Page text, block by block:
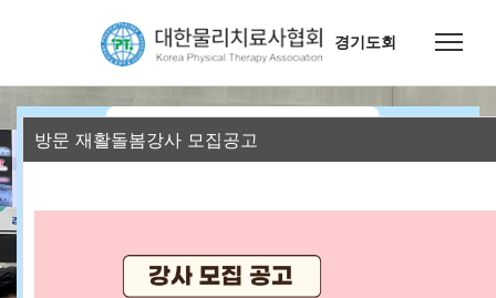
경기도회
방문 재활돌봄강사 모집공고